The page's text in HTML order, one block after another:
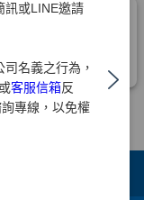
訊或LINE邀請
名義之行為，
客服信箱反
專線，以免權